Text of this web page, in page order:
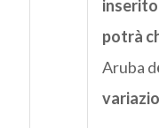
potrà
Aruba d